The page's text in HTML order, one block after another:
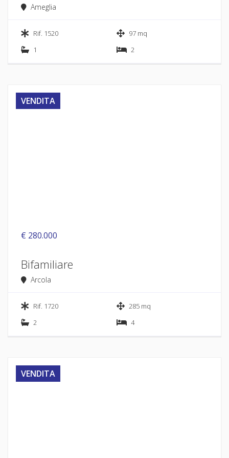
Ameglia
Rif. 1520
97 mq
1
2
VENDITA
€ 280.000
Bifamiliare
Arcola
Rif. 1720
285 mq
2
4
VENDITA